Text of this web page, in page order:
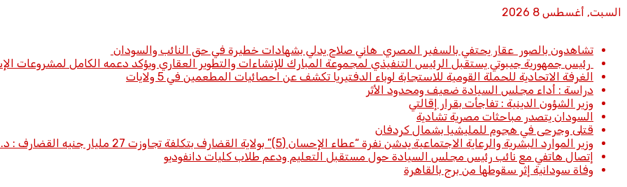
السبت, أغسطس 8 2026
تشاهدون بالصور عقار يحتفي بالسفير المصري هاني صلاح يدلي بشهادات خطيرة في حق النائب والسودان
رئيس جمهورية جيبوتي يستقبل الرئيس التنفيذي لمجموعة المبارك للإنشاءات والتطوير العقاري ويؤكد دعمه الكامل لمشروعات
الغرفة الاتحادية للحملة القومية للاستجابة لوباء الدفتيريا تكشف عن احصائيات المطعمين في 5 ولايات
دراسة : أداء مجلس السيادة ضعيف ومحدود الأثر
وزير الشؤون الدينية : تفاجأت بقرار إقالتي
السودان يتصدر مباحثات مصرية تشادية
قتلى وجرحى في هجوم للمليشيا بشمال كردفان
وزير الموارد البشرية والرعاية الاجتماعية يدشن نفرة “عطاء الإحسان (5)” بولاية القضارف بتكلفة تجاوزت 27 مليار جنيه القضارف : د. معاوية عبيد
إتصال هاتفي مع نائب رئيس مجلس السيادة حول مستقبل التعليم ودعم طلاب كليات دانفوديو
وفاة سودانية إثر سقوطها من برج بالقاهرة